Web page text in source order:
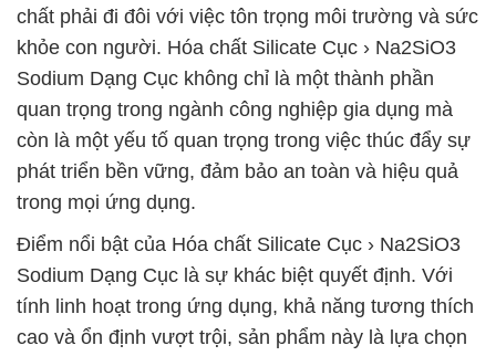
chất phải đi đôi với việc tôn trọng môi trường và sức
khỏe con người. Hóa chất Silicate Cục › Na2SiO3
Sodium Dạng Cục không chỉ là một thành phần
quan trọng trong ngành công nghiệp gia dụng mà
còn là một yếu tố quan trọng trong việc thúc đẩy sự
phát triển bền vững, đảm bảo an toàn và hiệu quả
trong mọi ứng dụng.
Điểm nổi bật của Hóa chất Silicate Cục › Na2SiO3
Sodium Dạng Cục là sự khác biệt quyết định. Với
tính linh hoạt trong ứng dụng, khả năng tương thích
cao và ổn định vượt trội, sản phẩm này là lựa chọn